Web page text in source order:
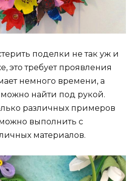
поделки не так уж и
это требует проявления
немного времени, а
найти под рукой.
различных примеров
выполнить с
материалов.